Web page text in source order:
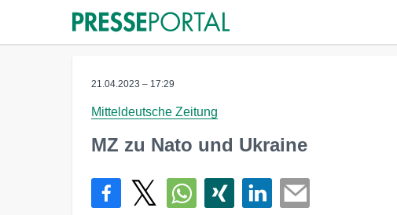
21.04.2023 – 17:29
Mitteldeutsche Zeitung
MZ zu Nato und Ukraine